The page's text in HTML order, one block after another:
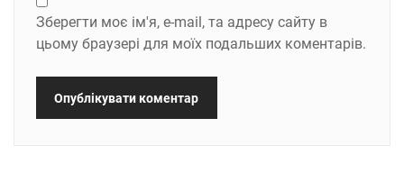
Зберегти моє ім'я, e-mail, та адресу сайту в
цьому браузері для моїх подальших коментарів.